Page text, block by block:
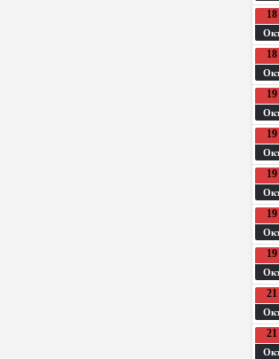
18
18
19
19
19
19
19
21
21